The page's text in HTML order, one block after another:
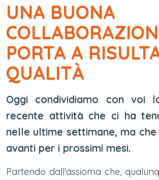
UNA BUONA
PORTA A
QUALITÀ
Oggi condividiamo con voi
recente attività che ci ha
nelle ultime settimane, ma
avanti per i prossimi mesi.
Partendo dall'assioma che,